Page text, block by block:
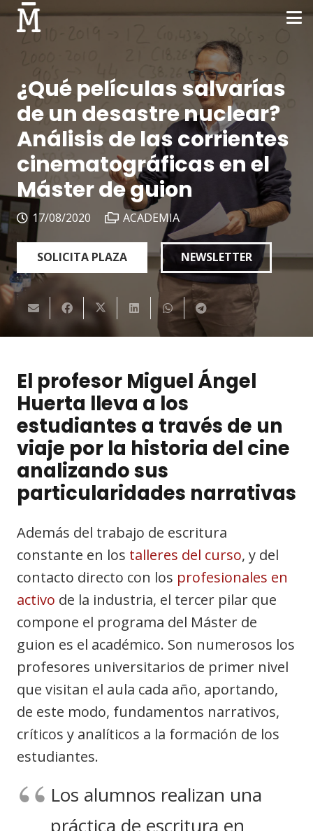
¿Qué películas salvarías
de un desastre nuclear?
Análisis de las corrientes
cinematográficas en el
Máster de guion
17/08/2020 ACADEMIA
SOLICITA PLAZA NEWSLETTER
El profesor Miguel Ángel
Huerta lleva a los
estudiantes a través de un
viaje por la historia del cine
analizando sus
particularidades narrativas
Además del trabajo de escritura
constante en los talleres del curso, y del
contacto directo con los profesionales en
activo de la industria, el tercer pilar que
compone el programa del Máster de
guion es el académico. Son numerosos los
profesores universitarios de primer nivel
que visitan el aula cada año, aportando,
de este modo, fundamentos narrativos,
críticos y analíticos a la formación de los
estudiantes.
Los alumnos realizan una
práctica de escritura en